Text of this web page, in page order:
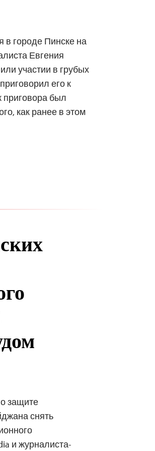
в городе Пинске на
Евгения
участии в грубых
его к
был
как ранее в этом
защите
снять
и журналиста-